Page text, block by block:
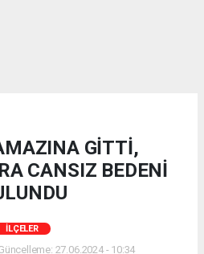
GİTTİ,
CANSIZ BEDENİ
İLÇELER
27.06.2024 - 10:34